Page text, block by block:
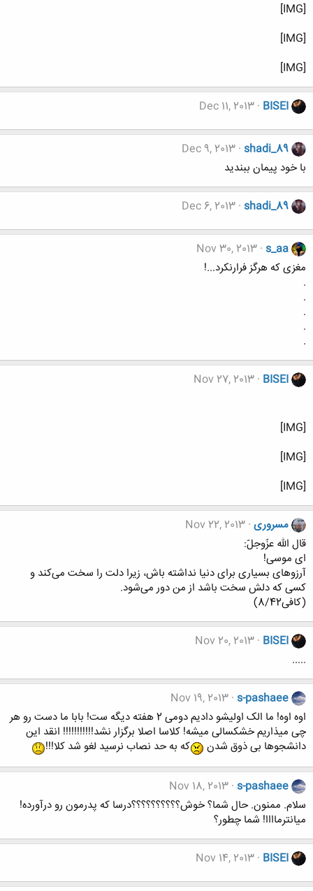
[IMG]
[IMG]
[IMG]
BISEI
Dec 11, 2013
shadi_89
Dec 9, 2013
با خود پیمان ببندید
shadi_89
Dec 6, 2013
s_aa
Nov 30, 2013
مغزی که هرگز فرارنکرد...!
.
.
.
.
.
BISEI
Nov 27, 2013
[IMG]
[IMG]
[IMG]
مسروری Nov 22, 2013
قال الله عزّوجلّ:
ای موسی!
آرزوهای بسیاری برای دنیا نداشته باش، زیرا دلت را سخت می‌کند و
کسی که دلش سخت باشد از من دور می‌شود.
(کافی8/42)
BISEI
Nov 20, 2013
.....
s-pashaee
Nov 19, 2013
اوه اوه! ما الک اولیشو دادیم دومی 2 هفته دیگه ست! بابا ما دست رو هر
چی میذاریم خشکسالی میشه! کلاسا اصلا برگزار نشد!!!!!!!!!!! انقد این
دانشجوها بی ذوق شدن
که به حد نصاب نرسید لغو شد کلا!!!
s-pashaee
Nov 18, 2013
سلام. ممنون. حال شما؟ خوش؟؟؟؟؟؟؟؟؟؟درسا که پدرمون رو درآورده!
میانترماااا! شما چطور؟
BISEI
Nov 14, 2013